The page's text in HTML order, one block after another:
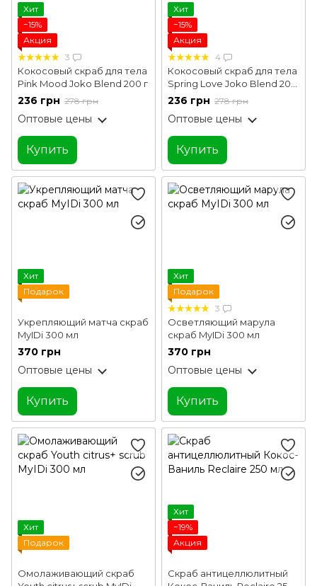
Хит
−15%
Акция
3
Кокосовый скраб для тела
Pink Mood Joko Blend 200 г
236 грн 278 грн
Оптовые цены
Купить
Хит
−15%
Акция
4
Кокосовый скраб для тела
Spring Love Joko Blend 200
г
236 грн 278 грн
Оптовые цены
Купить
Хит
Подарок
Укрепляющий матча скраб
MyIDi 300 мл
370 грн
Оптовые цены
Купить
Хит
Подарок
3
Осветляющий марула
скраб MyIDi 300 мл
370 грн
Оптовые цены
Купить
Хит
Подарок
Омолаживающий скраб
Хит
−19%
Акция
Скраб антицеллюлитный